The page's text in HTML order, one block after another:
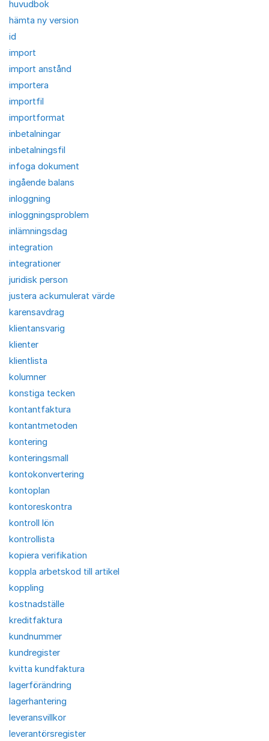
huvudbok
hämta ny version
id
import
import anstånd
importera
importfil
importformat
inbetalningar
inbetalningsfil
infoga dokument
ingående balans
inloggning
inloggningsproblem
inlämningsdag
integration
integrationer
juridisk person
justera ackumulerat värde
karensavdrag
klientansvarig
klienter
klientlista
kolumner
konstiga tecken
kontantfaktura
kontantmetoden
kontering
konteringsmall
kontokonvertering
kontoplan
kontoreskontra
kontroll lön
kontrollista
kopiera verifikation
koppla arbetskod till artikel
koppling
kostnadställe
kreditfaktura
kundnummer
kundregister
kvitta kundfaktura
lagerförändring
lagerhantering
leveransvillkor
leverantörsregister